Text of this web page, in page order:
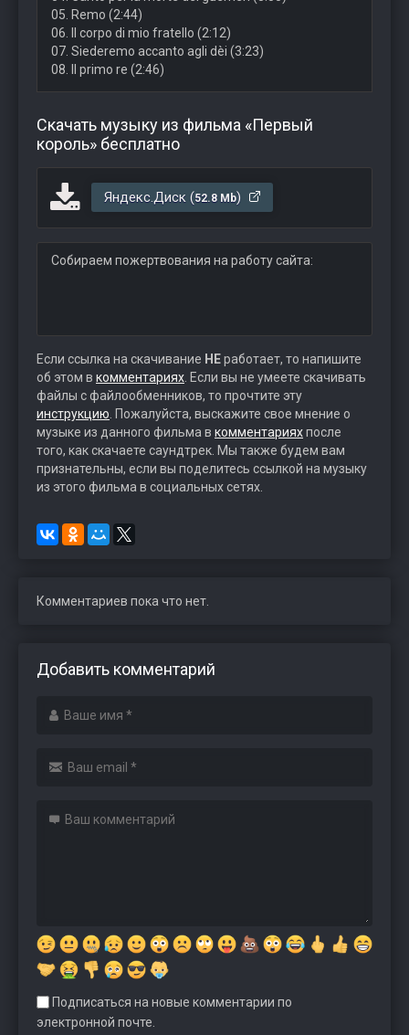
05. Remo (2:44)
06. Il corpo di mio fratello (2:12)
07. Siederemo accanto agli dèi (3:23)
08. Il primo re (2:46)
Скачать музыку из фильма «Первый
король» бесплатно
Яндекс.Диск (52.8 Mb)
Собираем пожертвования на работу сайта:
Если ссылка на скачивание НЕработает, то напишите
об этом в комментариях . Если вы не умеете скачивать
файлы с файлообменников, то прочтите эту
инструкцию . Пожалуйста, выскажите свое мнение о
музыке из данного фильма в комментарияхпосле
того, как скачаете саундтрек. Мы также будем вам
признательны, если вы поделитесь ссылкой на музыку
из этого фильма в социальных сетях.
Комментариев пока что нет.
Добавить комментарий
Подписаться на новые комментарии по
электронной почте.